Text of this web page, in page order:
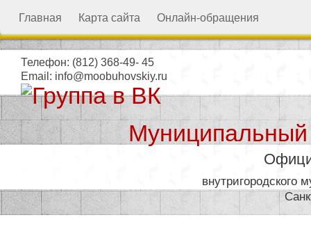
Главная Карта сайта Онлайн-обращения
Телефон: (812) 368-49- 45
Email: info@moobuhovskiy.ru
внутригородского